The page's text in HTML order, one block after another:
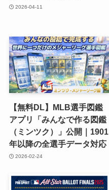
2026-04-11
【無料DL】MLB選手図鑑
アプリ「みんなで作る図鑑
（ミンツク）」公開｜1901
年以降の全選手データ対応
2026-02-24